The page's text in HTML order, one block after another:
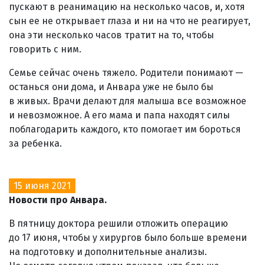
пускают в реанимацию на несколько часов, и, хотя
сын ее не открывает глаза и ни на что не реагирует,
она эти несколько часов тратит на то, чтобы
говорить с ним.
Семье сейчас очень тяжело. Родители понимают —
останься они дома, и Анвара уже не было бы
в живых. Врачи делают для малыша все возможное
и невозможное. А его мама и папа находят силы
поблагодарить каждого, кто помогает им бороться
за ребенка.
15 июня 2021
Новости про Анвара.
В пятницу доктора решили отложить операцию
до 17 июня, чтобы у хирургов было больше времени
на подготовку и дополнительные анализы.